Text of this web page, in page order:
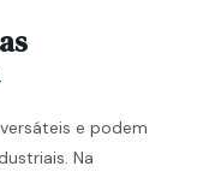
e podem
Na